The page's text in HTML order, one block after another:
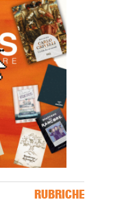
RUBRICHE